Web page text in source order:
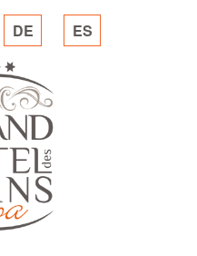
DE ES